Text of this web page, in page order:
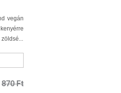
vegán
zöldsé...
870 Ft